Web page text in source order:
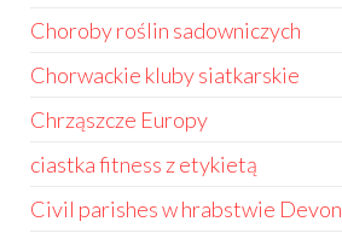
Choroby roślin sadowniczych
Chorwackie kluby siatkarskie
Chrząszcze Europy
ciastka fitness z etykietą
Civil parishes w hrabstwie Devon